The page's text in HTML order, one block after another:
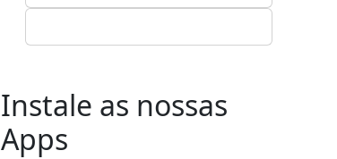
Instale as nossas
Apps